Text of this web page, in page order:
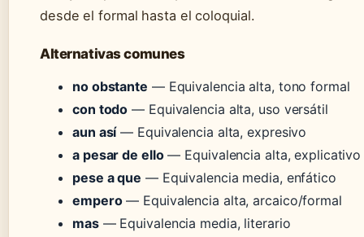
desde el formal hasta el coloquial.
Alternativas comunes
no obstante — Equivalencia alta, tono formal
con todo — Equivalencia alta, uso versátil
aun así— Equivalencia alta, expresivo
a pesar de ello— Equivalencia alta, explicativo
pese a que — Equivalencia media, enfático
empero— Equivalencia alta, arcaico/formal
mas— Equivalencia media, literario